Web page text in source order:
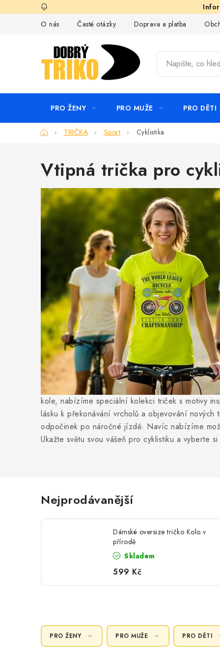
na
O nás
Časté otázky Doprava a platba
PRO ŽENY PRO MUŽE PRO DĚTI
DomůTRIČKA Sport Cyklistika
Vtipná trička pro
kole, nabízíme speciální kolekci triček s motivy
lásku k překonávání vrcholů a objevování
odpočinek po náročné jízdě. Navíc nabízíme
Ukažte světu svou vášeň pro cyklistiku a vyberte
Nejprodávanější
Dámské oversize tričko Kolo v
přírodě
Skladem
599 Kč
PRO ŽENY PRO MUŽE PRO DĚTI